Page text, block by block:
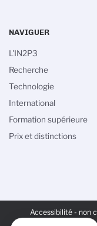
PAGE
Accessibilité - non
NAVIGUER
L'IN2P3
Recherche
Technologie
International
Formation supérieure
Prix et distinctions